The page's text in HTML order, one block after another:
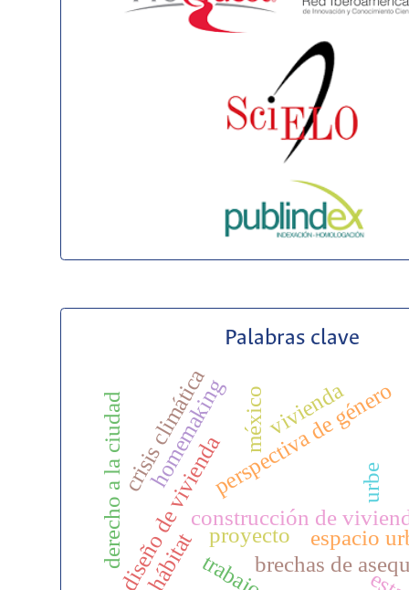
Palabras clave
construcción de
diseño de viviendaperspectiva de género
homemaking urbe
proyecto
derecho a la ciudadcrisis climática
brechas de
méxicovivienda
hábitat trabajo
espacio